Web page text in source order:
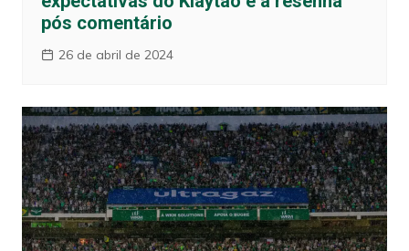
pós comentário
26 de abril de 2024